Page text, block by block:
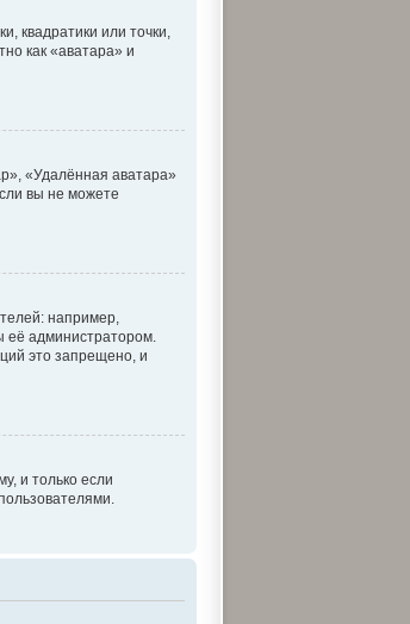
квадратики или точки,
как «аватара» и
«Удалённая аватара»
вы не можете
например,
её администратором.
это запрещено, и
и только если